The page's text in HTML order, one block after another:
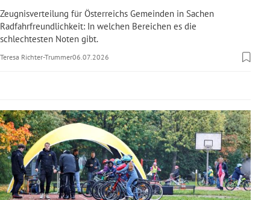
Untermenü
Untermenü
Untermenü
Untermenü
Zeugnisverteilung für Österreichs Gemeinden in Sachen
Radfahrfreundlichkeit: In welchen Bereichen es die
schlechtesten Noten gibt.
Teresa Richter-Trummer06.07.2026